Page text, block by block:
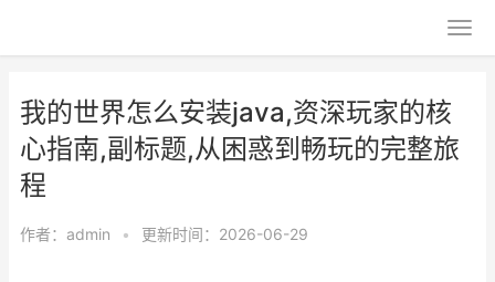
我的世界怎么安装java,资深玩家的核
心指南,副标题,从困惑到畅玩的完整旅
程
作者： admin • 更新时间：2026-06-29